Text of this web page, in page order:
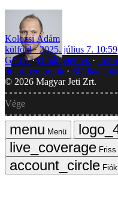
Kolozsi Ádám
külföld
2025. július 7. 10:59
GYIK Hibát jelentek
dokumentumok
© 2026 Magyar Jeti Zrt.
Vége
Menü
Friss
Fiók